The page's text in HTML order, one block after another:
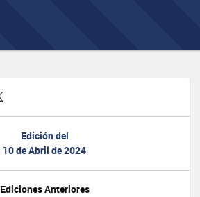
Edición del
10 de Abril de 2024
Ediciones Anteriores